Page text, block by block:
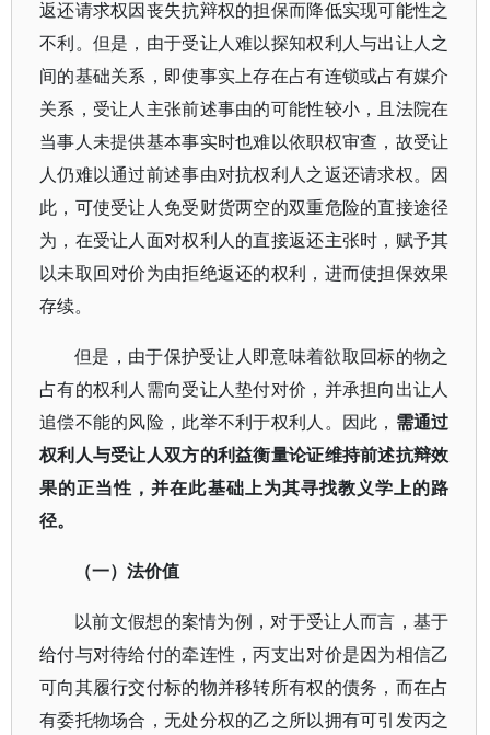
返还请求权因丧失抗辩权的担保而降低实现可能性之
不利。但是，由于受让人难以探知权利人与出让人之
间的基础关系，即使事实上存在占有连锁或占有媒介
关系，受让人主张前述事由的可能性较小，且法院在
当事人未提供基本事实时也难以依职权审查，故受让
人仍难以通过前述事由对抗权利人之返还请求权。因
此，可使受让人免受财货两空的双重危险的直接途径
为，在受让人面对权利人的直接返还主张时，赋予其
以未取回对价为由拒绝返还的权利，进而使担保效果
存续。
但是，由于保护受让人即意味着欲取回标的物之
占有的权利人需向受让人垫付对价，并承担向出让人
追偿不能的风险，此举不利于权利人。因此， 需通过
权利人与受让人双方的利益衡量论证维持前述抗辩效
果的正当性，并在此基础上为其寻找教义学上的路
径。
（一）法价值
以前文假想的案情为例，对于受让人而言，基于
给付与对待给付的牵连性，丙支出对价是因为相信乙
可向其履行交付标的物并移转所有权的债务，而在占
有委托物场合，无处分权的乙之所以拥有可引发丙之